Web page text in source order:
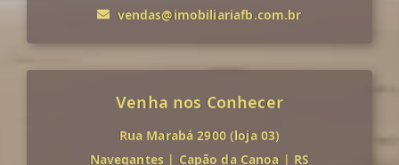
vendas@imobiliariafb.com.br
Venha nos Conhecer
Rua Marabá 2900 (loja 03)
Navegantes | Capão da Canoa | RS